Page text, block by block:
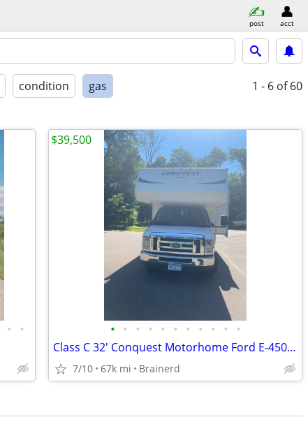
post acct
condition gas 1 - 6 of 60
• • • • • • • • • • • • •
Class C 32' Conquest Motorhome Ford E-450 V10
7/10 67k mi Brainerd
$39,500